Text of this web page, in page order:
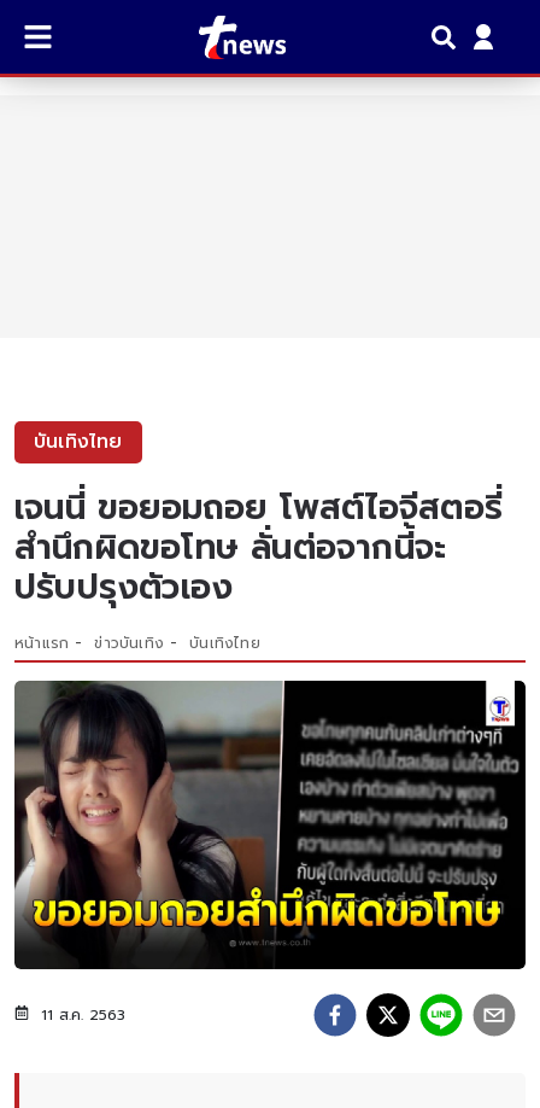
บันเทิงไทย
เจนนี่ ขอยอมถอย โพสต์ไอจีสตอรี่
สำนึกผิดขอโทษ ลั่นต่อจากนี้จะ
ปรับปรุงตัวเอง
หน้าแรก ข่าวบันเทิง บันเทิงไทย
11 ส.ค. 2563